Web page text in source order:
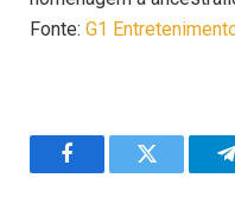
Fonte: G1
FacebookTwitter